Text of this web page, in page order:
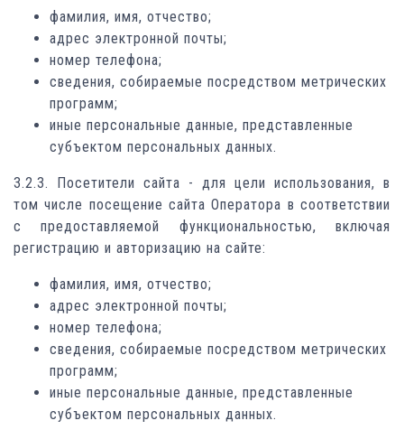
фамилия, имя, отчество;
адрес электронной почты;
номер телефона;
сведения, собираемые посредством метрических
программ;
иные персональные данные, представленные
субъектом персональных данных.
3.2.3. Посетители сайта - для цели использования, в
том числе посещение сайта Оператора в соответствии
с предоставляемой функциональностью, включая
регистрацию и авторизацию на сайте:
фамилия, имя, отчество;
адрес электронной почты;
номер телефона;
сведения, собираемые посредством метрических
программ;
иные персональные данные, представленные
субъектом персональных данных.